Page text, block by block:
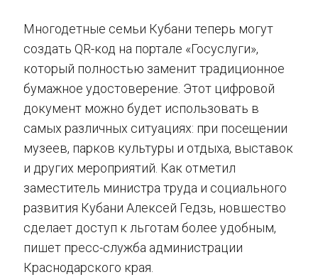
Многодетные семьи Кубани теперь могут
создать QR-код на портале «Госуслуги»,
который полностью заменит традиционное
бумажное удостоверение. Этот цифровой
документ можно будет использовать в
самых различных ситуациях: при посещении
музеев, парков культуры и отдыха, выставок
и других мероприятий. Как отметил
заместитель министра труда и социального
развития Кубани Алексей Гедзь, новшество
сделает доступ к льготам более удобным,
пишет пресс-служба администрации
Краснодарского края.